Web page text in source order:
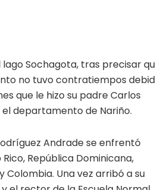
Sochagota, tras precisar
no tuvo contratiempos
que le hizo su padre Carlos
departamento de Nariño.
Andrade se enfrentó
República Dominicana,
Colombia. Una vez arribó a su